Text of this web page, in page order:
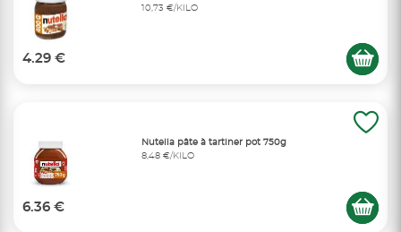
10,73 €/KILO
4.29 €
Nutella pâte à tartiner pot 750g
8,48 €/KILO
6.36 €